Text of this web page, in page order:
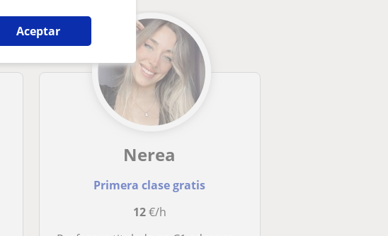
Aceptar
Nerea
Primera clase gratis
12€/h